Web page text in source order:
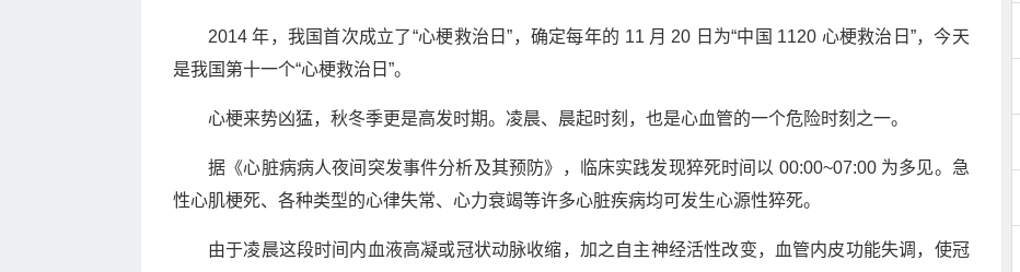
2014 年，我国首次成立了“心梗救治日”，确定每年的 11 月 20 日为“中国 1120 心梗救治日”，今天
是我国第十一个“心梗救治日”。
心梗来势凶猛，秋冬季更是高发时期。凌晨、晨起时刻，也是心血管的一个危险时刻之一。
据《心脏病病人夜间突发事件分析及其预防》，临床实践发现猝死时间以 00:00~07:00 为多见。急
性心肌梗死、各种类型的心律失常、心力衰竭等许多心脏疾病均可发生心源性猝死。
由于凌晨这段时间内血液高凝或冠状动脉收缩，加之自主神经活性改变，血管内皮功能失调，使冠